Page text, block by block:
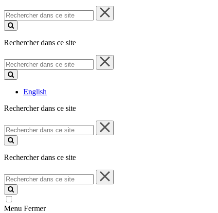
Rechercher
dans
ce
Rechercher dans ce site
Rechercher
dans
ce
English
Rechercher dans ce site
Rechercher
dans
ce
Rechercher dans ce site
Rechercher
dans
ce
site
Menu Fermer